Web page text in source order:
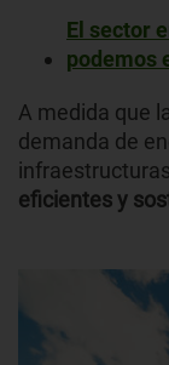
El sector
podemos
A medida que
demanda de
eficientes y